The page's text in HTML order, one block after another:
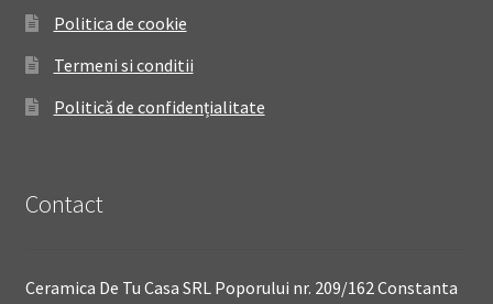
Politica de cookie
Termeni si conditii
Politică de confidențialitate
Contact
Ceramica De Tu Casa SRL Poporului nr. 209/162 Constanta